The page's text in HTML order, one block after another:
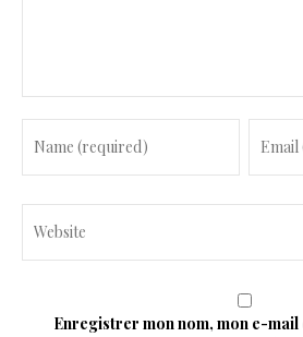
Enregistrer mon nom, mon e-mail